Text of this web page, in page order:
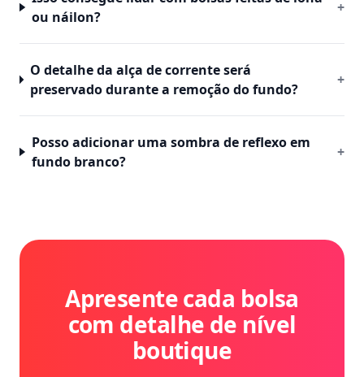
ou náilon?
+
O detalhe da alça de corrente será
preservado durante a remoção do fundo?
+
Posso adicionar uma sombra de reflexo em
fundo branco?
+
Apresente cada bolsa
com detalhe de nível
boutique